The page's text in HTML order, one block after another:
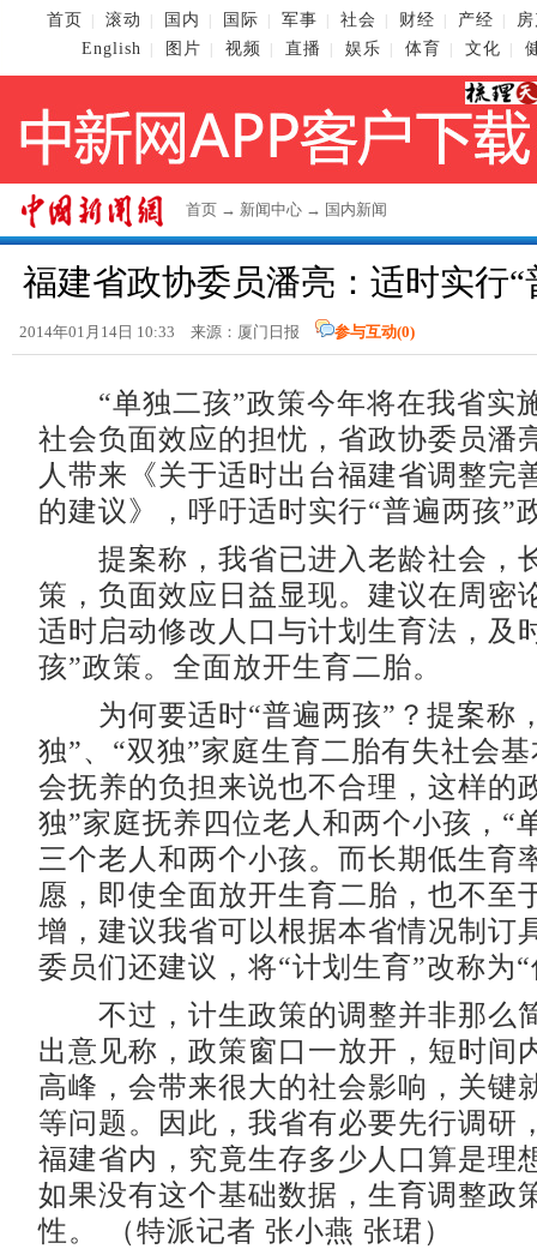
首页 滚动 国内 国际 军事 社会 财经 产经
English
图片 视频 直播 娱乐 体育 文化
首页 → 新闻中心 → 国内新闻
福建省政协委员潘亮：适时实行“
2014年01月14日 10:33 来源：厦门日报 参与互动(0)
“单独二孩”政策今年将在我省实
社会负面效应的担忧，省政协委员潘
人带来《关于适时出台福建省调整完
的建议》，呼吁适时实行“普遍两孩”
提案称，我省已进入老龄社会，
策，负面效应日益显现。建议在周密
适时启动修改人口与计划生育法，及
孩”政策。全面放开生育二胎。
为何要适时“普遍两孩”？提案称
独”、“双独”家庭生育二胎有失社会
会抚养的负担来说也不合理，这样的
独”家庭抚养四位老人和两个小孩，“
三个老人和两个小孩。而长期低生育
愿，即使全面放开生育二胎，也不至
增，建议我省可以根据本省情况制订
委员们还建议，将“计划生育”改称为
不过，计生政策的调整并非那么
出意见称，政策窗口一放开，短时间
高峰，会带来很大的社会影响，关键
等问题。因此，我省有必要先行调研
福建省内，究竟生存多少人口算是理
如果没有这个基础数据，生育调整政
性。 （特派记者 张小燕 张珺）